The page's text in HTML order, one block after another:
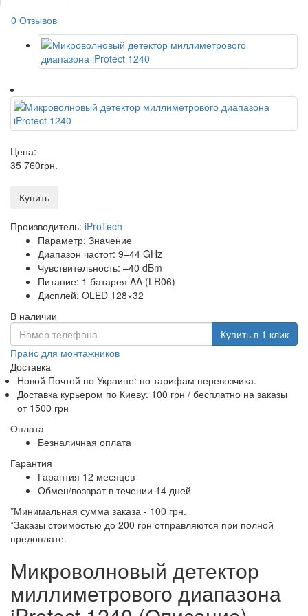
0 Отзывов
Цена:
35 760грн.
Купить
Производитель: iProTech
Параметр: Значение
Диапазон частот: 9–44 GHz
Чувствительность: –40 dBm
Питание: 1 батарея AA (LR06)
Дисплей: OLED 128×32
В наличии
Купить в 1 клик
Прайс для монтажников
Доставка
Новой Почтой по Украине: по тарифам перевозчика.
Доставка курьером по Киеву: 100 грн / бесплатно на заказы
от 1500 грн
Оплата
Безналичная оплата
Гарантия
Гарантия 12 месяцев
Обмен/возврат в течении 14 дней
*Минимальная сумма заказа - 100 грн.
*Заказы стоимостью до 200 грн отправляются при полной
предоплате.
Микроволновый детектор
миллиметрового диапазона